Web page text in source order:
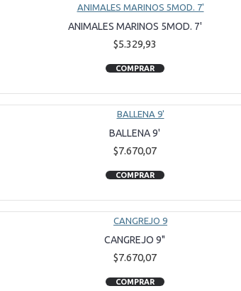
ANIMALES MARINOS 5MOD. 7'
$5.329,93
COMPRAR
BALLENA 9'
$7.670,07
COMPRAR
CANGREJO 9"
$7.670,07
COMPRAR